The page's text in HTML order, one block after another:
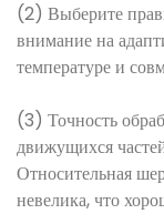
(2) Выберите
внимание на
температуре и
(3) Точность
движущихся
Относительная
невелика, что